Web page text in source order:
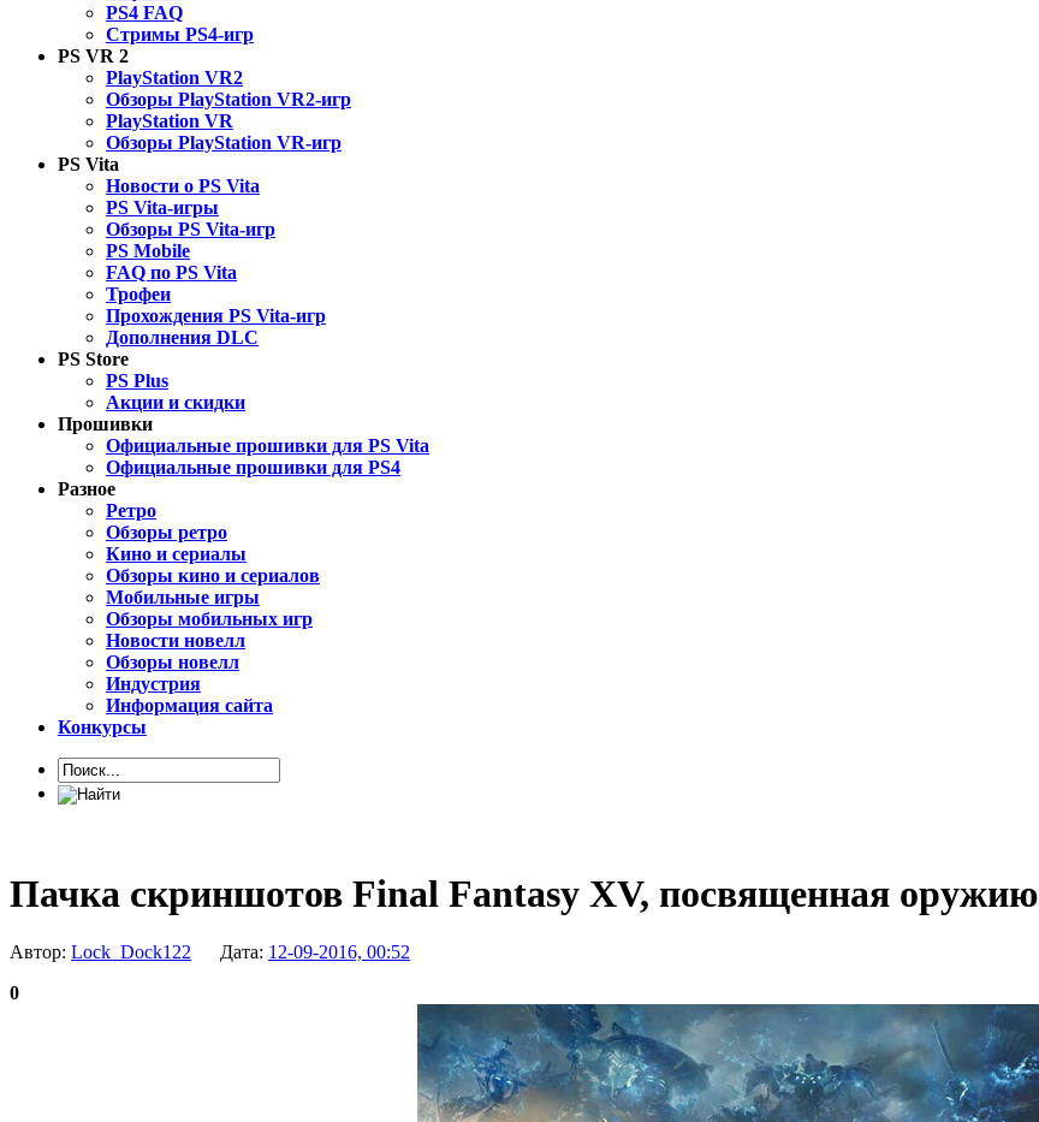
PS4 FAQ
Стримы PS4-игр
PS VR 2
PlayStation VR2
Обзоры PlayStation VR2-игр
PlayStation VR
Обзоры PlayStation VR-игр
PS Vita
Новости о PS Vita
PS Vita-игры
Обзоры PS Vita-игр
PS Mobile
FAQ по PS Vita
Трофеи
Прохождения PS Vita-игр
Дополнения DLC
PS Store
PS Plus
Акции и скидки
Прошивки
Официальные прошивки для PS Vita
Официальные прошивки для PS4
Разное
Ретро
Обзоры ретро
Кино и сериалы
Обзоры кино и сериалов
Мобильные игры
Обзоры мобильных игр
Новости новелл
Обзоры новелл
Индустрия
Информация сайта
Конкурсы
Пачка скриншотов Final Fantasy XV, посвященная оружию
Автор: Lock_Dock122 Дата: 12-09-2016, 00:52
0